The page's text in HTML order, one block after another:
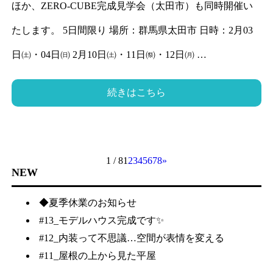
ほか、ZERO-CUBE完成見学会（太田市）も同時開催い
たします。 5日間限り 場所：群馬県太田市 日時：2月03
日㈯・04日㈰ 2月10日㈯・11日㉀・12日㈪ …
続きはこちら
1 / 81 2345678»
NEW
◆夏季休業のお知らせ
#13_モデルハウス完成です✨
#12_内装って不思議…空間が表情を変える
#11_屋根の上から見た平屋